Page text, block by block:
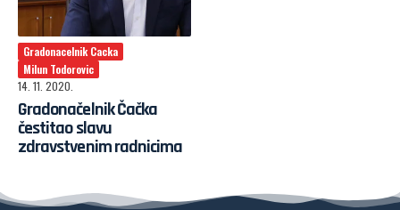
Gradonacelnik Cacka
Milun Todorovic
14. 11. 2020.
Gradonačelnik Čačka
čestitao slavu
zdravstvenim radnicima